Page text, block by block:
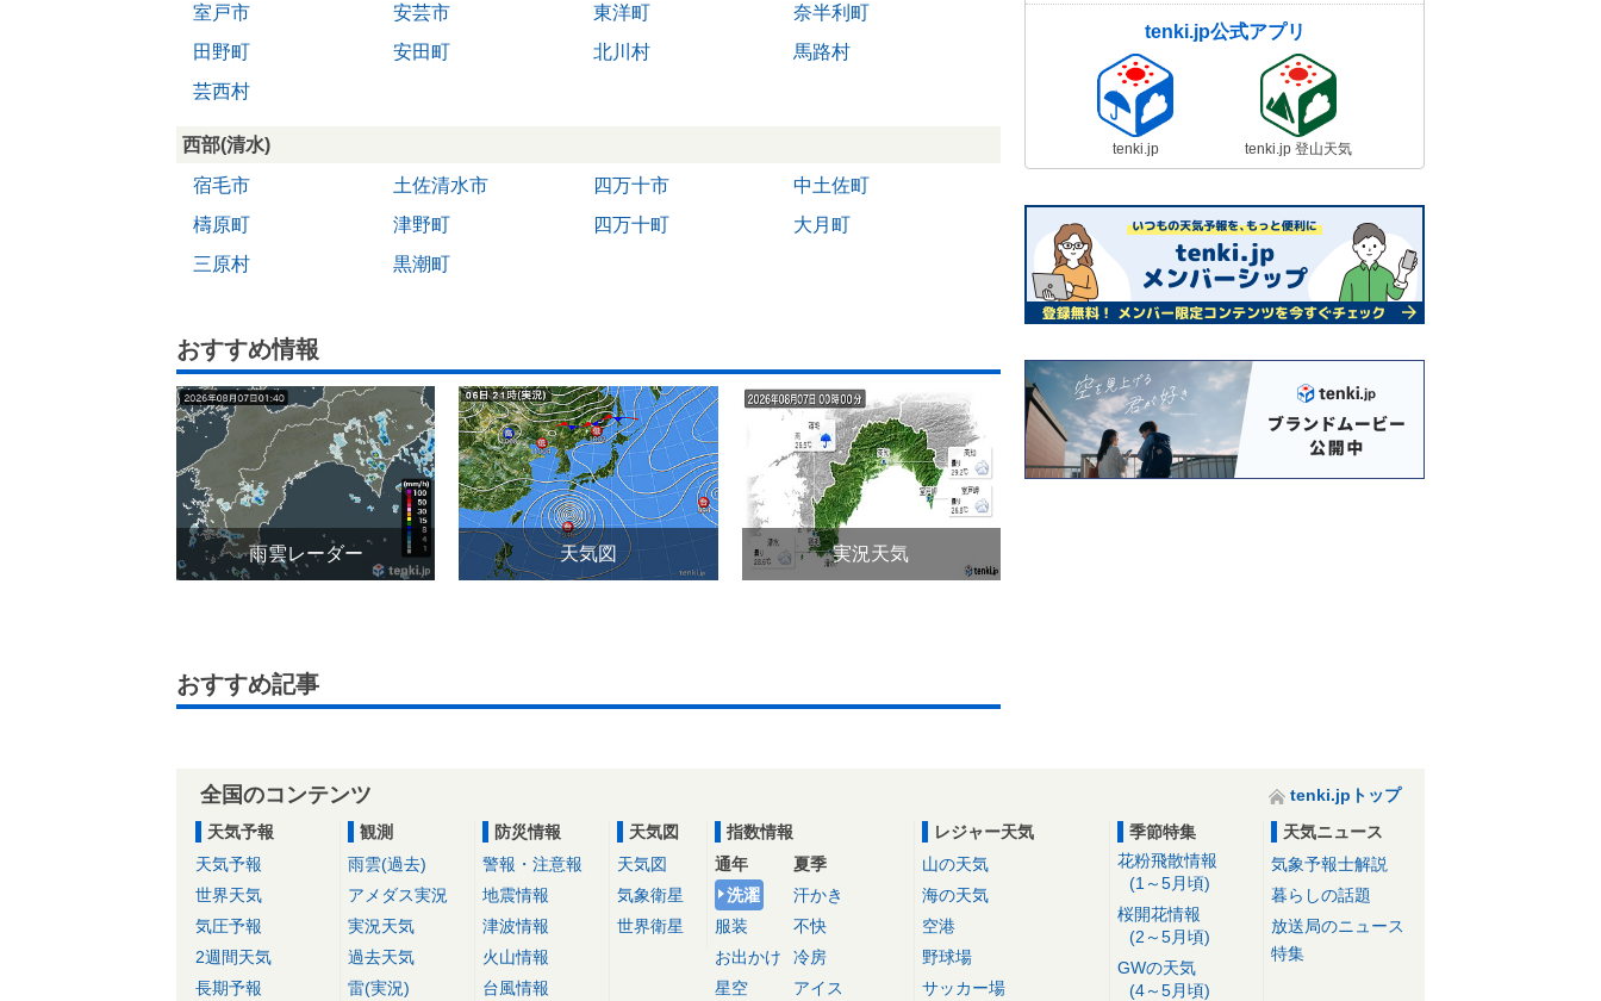
室戸市
安芸市 東洋町
奈半利町
田野町
安田町 北川村
馬路村
芸西村
西部(清水)
宿毛市
土佐清水市 四万十市
中土佐町
檮原町
津野町 四万十町
大月町
三原村
黒潮町
おすすめ情報
雨雲レーダー 天気図 実況天気
おすすめ記事
tenki.jp公式アプリ
tenki.jp tenki.jp 登山天気
全国のコンテンツ
tenki.jpトップ
天気予報
天気予報
世界天気
気圧予報
2週間天気
長期予報
観測
雨雲(過去)
アメダス実況
実況天気
過去天気
雷(実況)
防災情報
警報・注意報
地震情報
津波情報
火山情報
台風情報
天気図
天気図
気象衛星
世界衛星
指数情報
通年
洗濯
服装
お出かけ
星空
夏季
汗かき
不快
冷房
アイス
レジャー天気
山の天気
海の天気
空港
野球場
サッカー場
季節特集
花粉飛散情報
(1～5月頃)
桜開花情報
(2～5月頃)
GWの天気
(4～5月頃)
天気ニュース
気象予報士解説
暮らしの話題
放送局のニュース
特集